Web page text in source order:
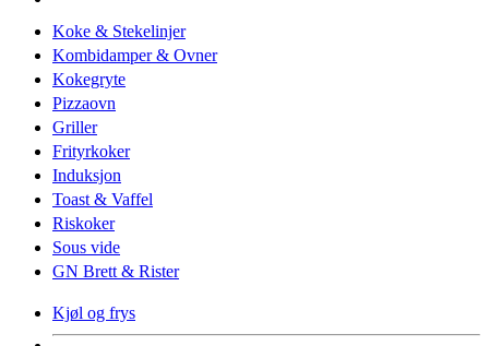
Koke & Stekelinjer
Kombidamper & Ovner
Kokegryte
Pizzaovn
Griller
Frityrkoker
Induksjon
Toast & Vaffel
Riskoker
Sous vide
GN Brett & Rister
Kjøl og frys